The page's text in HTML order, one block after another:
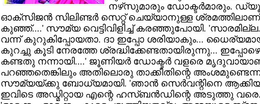
നഴ്‌സുമാരും ഡോക്ടര്‍മാരും.
ഓക്‌സിജന്‍ സിലിണ്ടര്‍ സെറ്റ് ചെയ്യാനുള്ള
കുഞ്ഞ്....' സൗമ്യ വെട്ടിവിളിച്ച് കരഞ്ഞുപോയി.
വന്ന് കുറുകിപ്പോയതാ. ദാ ഇപ്പോ ശരിയാകും...
കുറച്ചു കൂടി നേരത്തേ ശ്രദ്ധിക്കേണ്ടതായിരുന്നു...
കണ്ടതു നന്നായി....' ജൂണിയര്‍ ഡോക്ടര്‍ വളരെ
പറഞ്ഞതെങ്കിലും അതിലൊരു താക്കീതിന്റെ
സൗമ്യയ്ക്കു ബോധ്യമായി. 'ഞാന്‍ സെര്‍വന്റിനെ
ഇവിടെ അഡ്മിറ്റായ എന്റെ ഹസ്ബന്‍ഡിന്റെ അടുത്തു